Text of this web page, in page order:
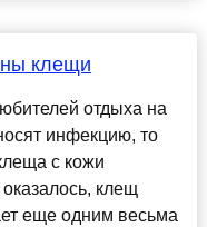
клещи
отдыха на
инфекцию, то
с кожи
клещ
еще одним весьма